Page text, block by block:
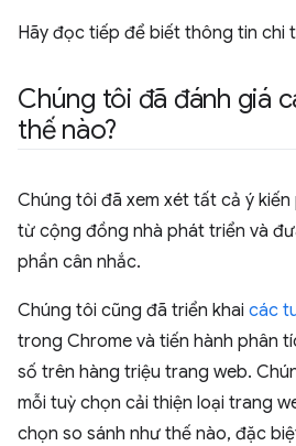
Hãy đọc tiếp để biết thông tin chi
Chúng tôi đã đánh giá
thế nào?
Chúng tôi đã xem xét tất cả ý
từ cộng đồng nhà phát triển và
phần cân nhắc.
Chúng tôi cũng đã triển khai các
trong Chrome và tiến hành phân
số trên hàng triệu trang web.
mỗi tuỳ chọn cải thiện loại trang
chọn so sánh như thế nào, đặc